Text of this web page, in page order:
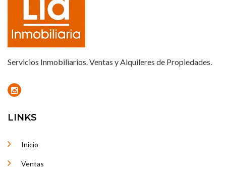
Servicios Inmobiliarios. Ventas y Alquileres de Propiedades.
LINKS
Inicio
Ventas